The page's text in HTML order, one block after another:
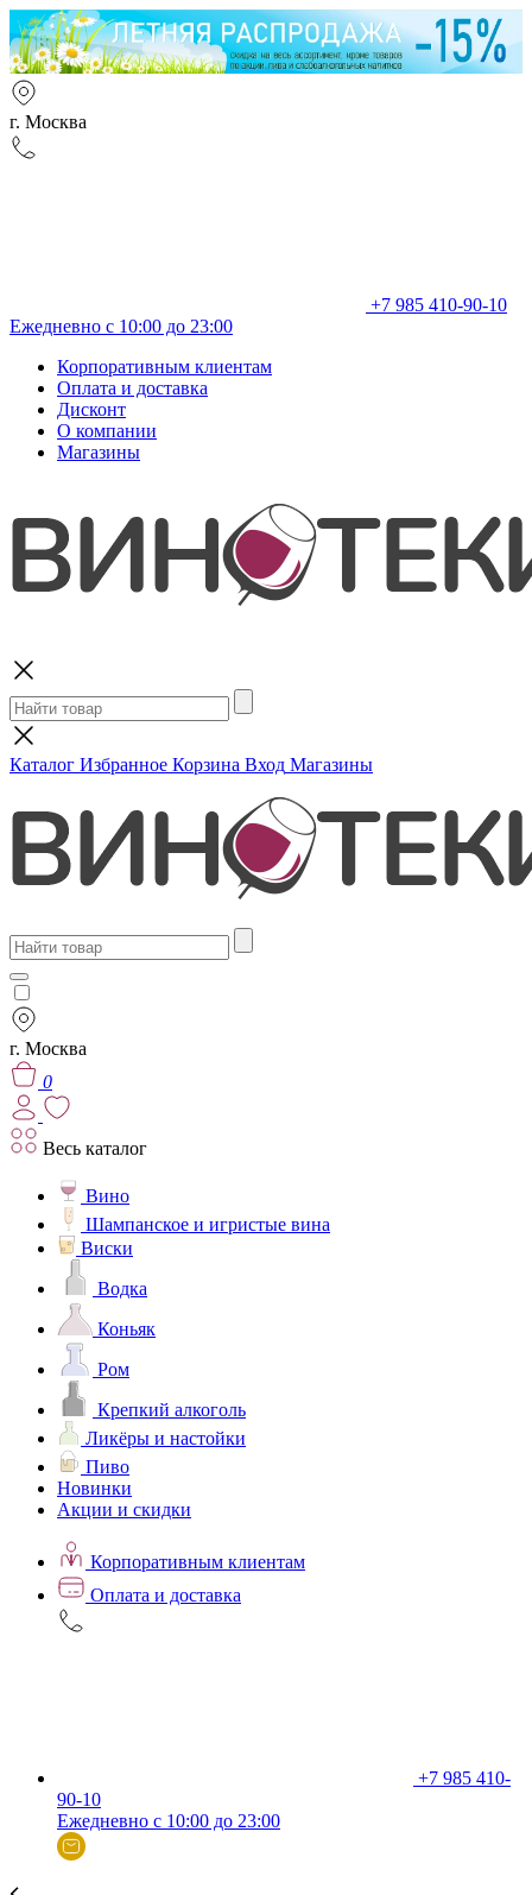
г. Москва
+7 985 410-90-10
Ежедневно с 10:00 до 23:00
Корпоративным клиентам
Оплата и доставка
Дисконт
О компании
Магазины
Каталог Избранное Корзина Вход Магазины
г. Москва
0
Весь каталог
Вино
Шампанское и игристые вина
Виски
Водка
Коньяк
Ром
Крепкий алкоголь
Ликёры и настойки
Пиво
Новинки
Акции и скидки
Корпоративным клиентам
Оплата и доставка
+7 985 410-
90-10
Ежедневно с 10:00 до 23:00